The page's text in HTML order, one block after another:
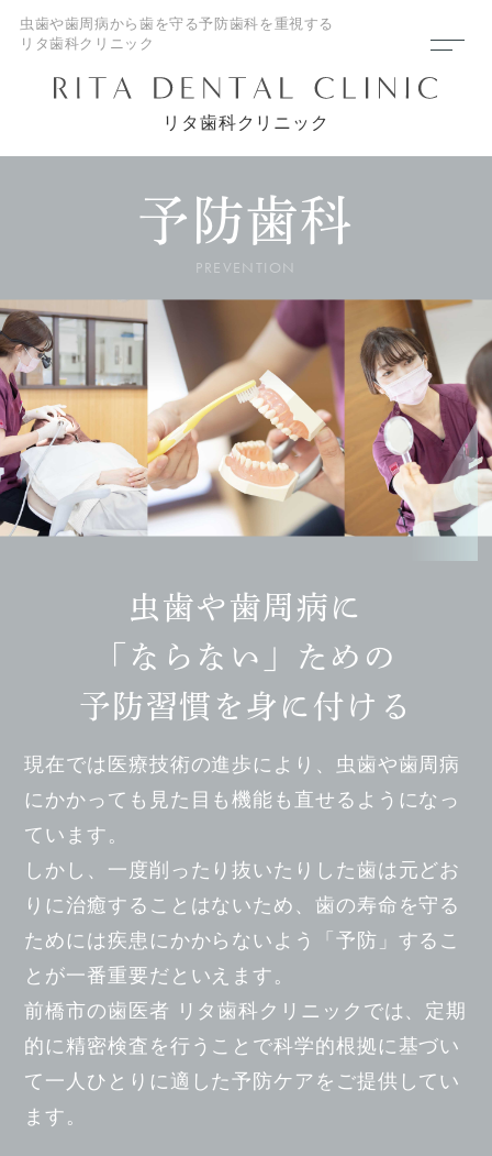
リタ歯科クリニック
虫歯や歯周病から歯を守る予防歯科を重視する
リタ歯科クリニック
予防歯科
PREVENTION
虫歯や歯周病に
「ならない」ための
予防習慣を身に付ける
現在では医療技術の進歩により、虫歯や歯周病
にかかっても 見た目も機能も直せるようになっ
ています。
しかし、一度削ったり抜いたりした歯は元どお
りに治癒することはないため、 歯の寿命を守る
ためには疾患にかからないよう「予防」するこ
とが一番重要だといえます。
前橋市の歯医者 リタ歯科クリニックでは、 定期
的に精密検査を行うことで科学的根拠に基づい
て 一人ひとりに適した予防ケアをご提供してい
ます。